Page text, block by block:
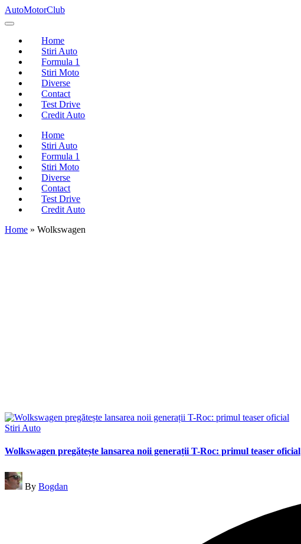
Skip
to
AutoMotorClub
Totul
masini
pasionatii
masini
Home
Stiri Auto
Formula 1
Stiri Moto
Diverse
Contact
Test Drive
Credit Auto
Home
Stiri Auto
Formula 1
Stiri Moto
Diverse
Contact
Test Drive
Credit Auto
Home » Wolkswagen
Posted
Stiri Auto
Wolkswagen pregătește lansarea noii generații T-Roc: primul teaser oficial
Posted
by
By Bogdan